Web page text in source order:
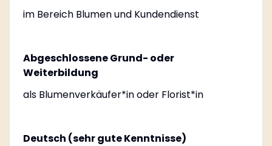
im Bereich Blumen und Kundendienst
Abgeschlossene Grund- oder
Weiterbildung
als Blumenverkäufer*in oder Florist*in
Deutsch (sehr gute Kenntnisse)